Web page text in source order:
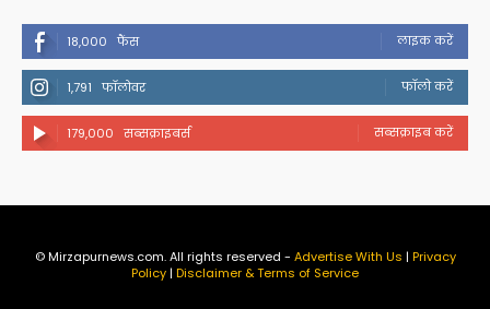
18,000 फैंस लाइक करें
1,791 फॉलोवर फॉलो करें
179,000 सब्सक्राइबर्स सब्सक्राइब करें
© Mirzapurnews.com. All rights reserved - Advertise With Us | Privacy
Policy| Disclaimer & Terms of Service